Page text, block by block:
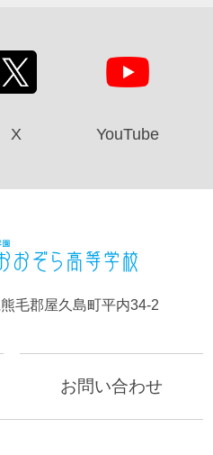
X YouTube
毛郡屋久島町平内34-2
お問い合わせ